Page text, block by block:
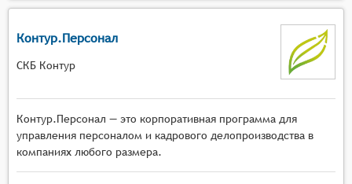
Контур.Персонал
СКБ Контур
Контур.Персонал — это корпоративная программа для
управления персоналом и кадрового делопроизводства в
компаниях любого размера.